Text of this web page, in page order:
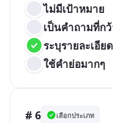
ไม่มีเป้าหมาย
เป็นคำถามที่ก
ระบุรายละเอี
ใช้คำย่อมากๆ
# 6 เลือกประเภท